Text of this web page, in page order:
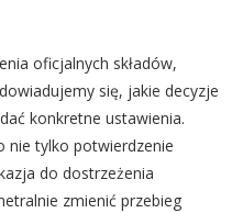
oficjalnych składów,
się, jakie decyzje
konkretne ustawienia.
nie tylko potwierdzenie
do dostrzeżenia
zmienić przebieg